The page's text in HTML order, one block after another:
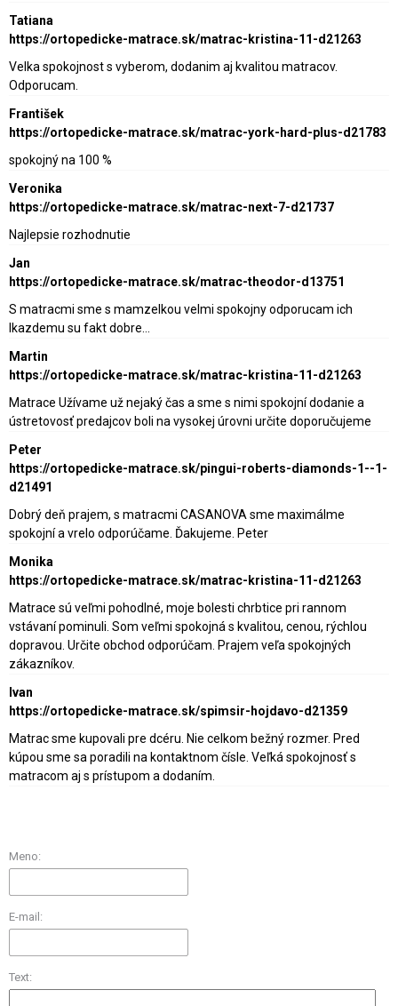
Tatiana
https://ortopedicke-matrace.sk/matrac-kristina-11-d21263
Velka spokojnost s vyberom, dodanim aj kvalitou matracov.
Odporucam.
František
https://ortopedicke-matrace.sk/matrac-york-hard-plus-d21783
spokojný na 100 %
Veronika
https://ortopedicke-matrace.sk/matrac-next-7-d21737
Najlepsie rozhodnutie
Jan
https://ortopedicke-matrace.sk/matrac-theodor-d13751
S matracmi sme s mamzelkou velmi spokojny odporucam ich
lkazdemu su fakt dobre…
Martin
https://ortopedicke-matrace.sk/matrac-kristina-11-d21263
Matrace Užívame už nejaký čas a sme s nimi spokojní dodanie a
ústretovosť predajcov boli na vysokej úrovni určite doporučujeme
Peter
https://ortopedicke-matrace.sk/pingui-roberts-diamonds-1--1-
d21491
Dobrý deň prajem, s matracmi CASANOVA sme maximálme
spokojní a vrelo odporúčame. Ďakujeme. Peter
Monika
https://ortopedicke-matrace.sk/matrac-kristina-11-d21263
Matrace sú veľmi pohodlné, moje bolesti chrbtice pri rannom
vstávaní pominuli. Som veľmi spokojná s kvalitou, cenou, rýchlou
dopravou. Určite obchod odporúčam. Prajem veľa spokojných
zákazníkov.
Ivan
https://ortopedicke-matrace.sk/spimsir-hojdavo-d21359
Matrac sme kupovali pre dcéru. Nie celkom bežný rozmer. Pred
kúpou sme sa poradili na kontaktnom čísle. Veľká spokojnosť s
matracom aj s prístupom a dodaním.
Meno:
E-mail:
Text: